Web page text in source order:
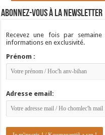
Abonnez-vous à la newsletter
Recevez une fois par
informations en exclusivité.
Prénom :
Adresse email: